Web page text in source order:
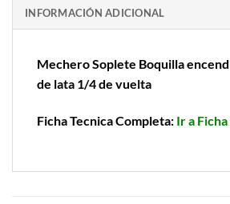
INFORMACIÓN ADICIONAL
Mechero Soplete Boquilla
de lata 1/4 de vuelta
Ficha Tecnica Completa: Ir a